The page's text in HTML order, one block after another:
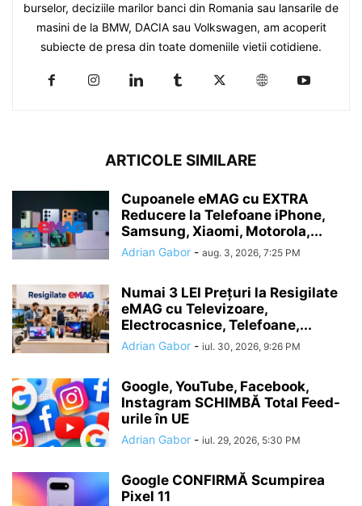
burselor, deciziile marilor banci din Romania sau lansarile de
masini de la BMW, DACIA sau Volkswagen, am acoperit
subiecte de presa din toate domeniile vietii cotidiene.
ARTICOLE SIMILARE
Cupoanele eMAG cu EXTRA
Reducere la Telefoane iPhone,
Samsung, Xiaomi, Motorola,...
Adrian Gabor - aug. 3, 2026, 7:25 PM
Numai 3 LEI Prețuri la Resigilate
eMAG cu Televizoare,
Electrocasnice, Telefoane,...
Adrian Gabor - iul. 30, 2026, 9:26 PM
Google, YouTube, Facebook,
Instagram SCHIMBĂ Total Feed-
urile în UE
Adrian Gabor - iul. 29, 2026, 5:30 PM
Google CONFIRMĂ Scumpirea
Pixel 11